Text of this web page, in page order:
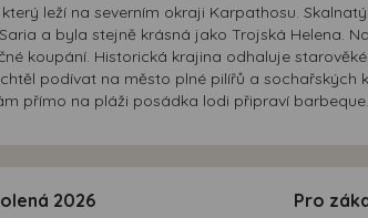
leží na severním okraji Karpathosu.
a byla stejně krásná jako Trojská Helena.
koupání. Historická krajina odhaluje
podívat na město plné pilířů a
přímo na pláži posádka lodi připraví barbeque.
2026 Pro